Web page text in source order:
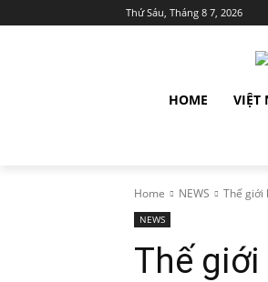
Thứ Sáu, Tháng 8 7, 2026
HOME VIỆT
Home NEWS Thế giới
NEWS
Thế